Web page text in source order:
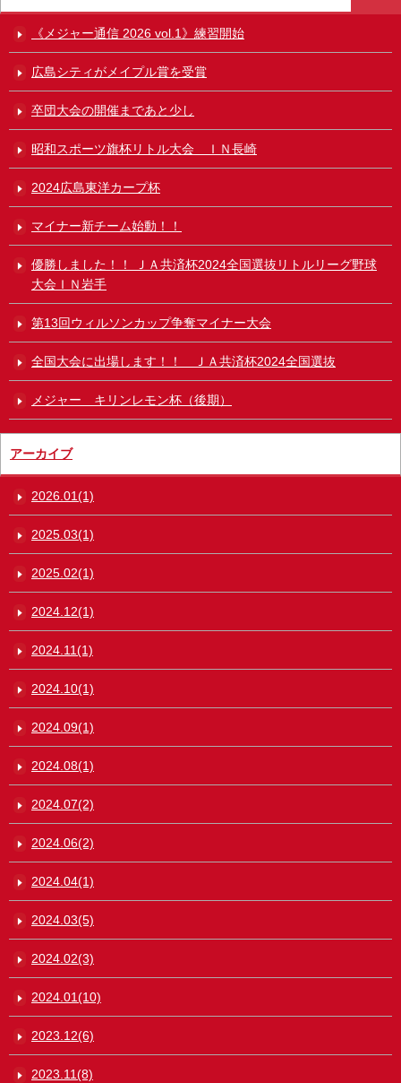
《メジャー通信 2026 vol.1》練習開始
広島シティがメイプル賞を受賞
卒団大会の開催まであと少し
昭和スポーツ旗杯リトル大会 ＩＮ長崎
2024広島東洋カープ杯
マイナー新チーム始動！！
優勝しました！！ ＪＡ共済杯2024全国選抜リトルリーグ野球
大会ＩＮ岩手
第13回ウィルソンカップ争奪マイナー大会
全国大会に出場します！！ ＪＡ共済杯2024全国選抜
メジャー キリンレモン杯（後期）
アーカイブ
2026.01(1)
2025.03(1)
2025.02(1)
2024.12(1)
2024.11(1)
2024.10(1)
2024.09(1)
2024.08(1)
2024.07(2)
2024.06(2)
2024.04(1)
2024.03(5)
2024.02(3)
2024.01(10)
2023.12(6)
2023.11(8)